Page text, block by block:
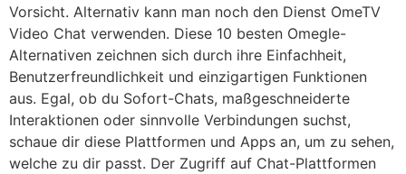
Vorsicht. Alternativ kann man noch den Dienst OmeTV
Video Chat verwenden. Diese 10 besten Omegle-
Alternativen zeichnen sich durch ihre Einfachheit,
Benutzerfreundlichkeit und einzigartigen Funktionen
aus. Egal, ob du Sofort-Chats, maßgeschneiderte
Interaktionen oder sinnvolle Verbindungen suchst,
schaue dir diese Plattformen und Apps an, um zu sehen,
welche zu dir passt. Der Zugriff auf Chat-Plattformen